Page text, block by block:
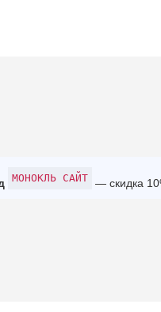
МОНОКЛЬ САЙТ — скидка